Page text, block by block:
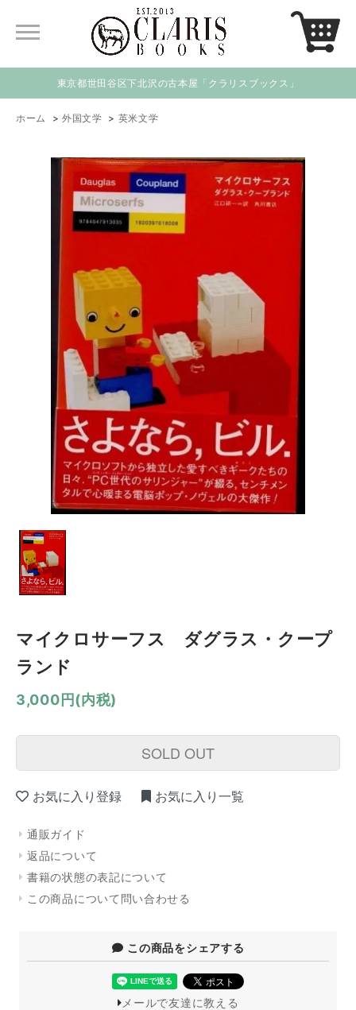
東京都世田谷区下北沢の古本屋「クラリスブックス」
ホーム > 外国文学 > 英米文学
マイクロサーフス ダグラス・クープ
ランド
3,000円(内税)
SOLD OUT
お気に入り登録 お気に入り一覧
通販ガイド
返品について
書籍の状態の表記について
この商品について問い合わせる
この商品をシェアする
メールで友達に教える